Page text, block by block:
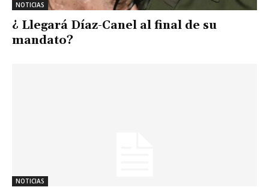
NOTICIAS
¿ Llegará Díaz-Canel al final de su
mandato?
NOTICIAS